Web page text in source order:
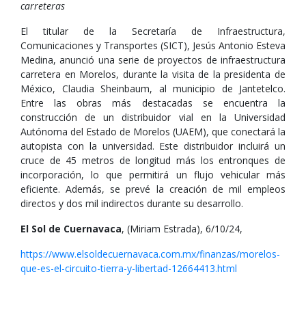
carreteras
El titular de la Secretaría de Infraestructura,
Comunicaciones y Transportes (SICT), Jesús Antonio Esteva
Medina, anunció una serie de proyectos de infraestructura
carretera en Morelos, durante la visita de la presidenta de
México, Claudia Sheinbaum, al municipio de Jantetelco.
Entre las obras más destacadas se encuentra la
construcción de un distribuidor vial en la Universidad
Autónoma del Estado de Morelos (UAEM), que conectará la
autopista con la universidad. Este distribuidor incluirá un
cruce de 45 metros de longitud más los entronques de
incorporación, lo que permitirá un flujo vehicular más
eficiente. Además, se prevé la creación de mil empleos
directos y dos mil indirectos durante su desarrollo.
El Sol de Cuernavaca, (Miriam Estrada), 6/10/24,
https://www.elsoldecuernavaca.com.mx/finanzas/morelos-
que-es-el-circuito-tierra-y-libertad-12664413.html